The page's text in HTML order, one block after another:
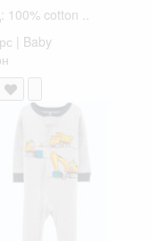
100% cotton ..
| Baby